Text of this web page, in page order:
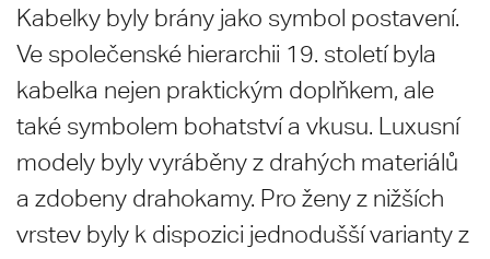
Kabelky byly brány jako symbol postavení.
Ve společenské hierarchii 19. století byla
kabelka nejen praktickým doplňkem, ale
také symbolem bohatství a vkusu. Luxusní
modely byly vyráběny z drahých materiálů
a zdobeny drahokamy. Pro ženy z nižších
vrstev byly k dispozici jednodušší varianty z